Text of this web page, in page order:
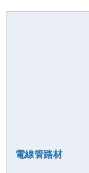
電線管路材